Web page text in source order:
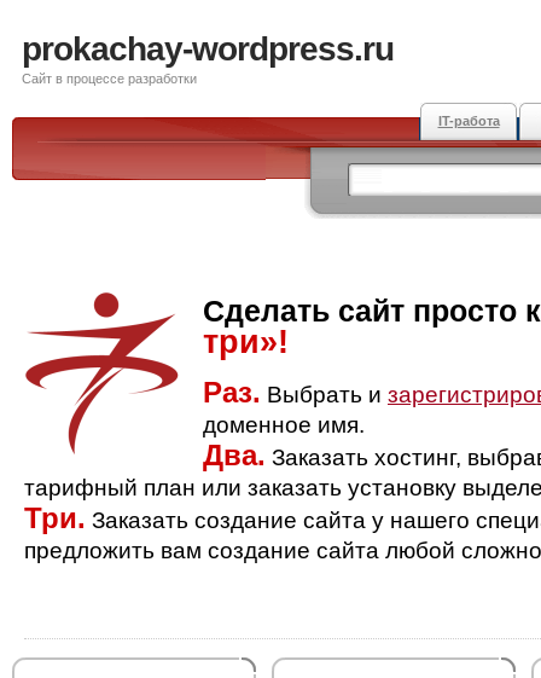
prokachay-wordpress.ru
Сайт в процессе разработки
IT-работа
Сделать сайт просто
три»!
Раз. Выбрать и
доменное имя.
Два. Заказать хостинг,
тарифный план или заказать установку
Три. Заказать создание сайта у нашего
предложить вам создание сайта любой